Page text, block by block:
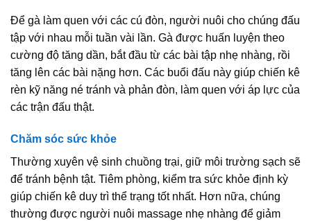
Để gà làm quen với các cú đòn, người nuôi cho chúng đấu
tập với nhau mỗi tuần vài lần. Gà được huấn luyện theo
cường độ tăng dần, bắt đầu từ các bài tập nhẹ nhàng, rồi
tăng lên các bài nặng hơn. Các buổi đấu này giúp chiến kê
rèn kỹ năng né tránh và phản đòn, làm quen với áp lực của
các trận đấu thật.
Chăm sóc sức khỏe
Thường xuyên vệ sinh chuồng trại, giữ môi trường sạch sẽ
để tránh bệnh tật. Tiêm phòng, kiểm tra sức khỏe định kỳ
giúp chiến kê duy trì thể trạng tốt nhất. Hơn nữa, chúng
thường được người nuôi massage nhẹ nhàng để giảm